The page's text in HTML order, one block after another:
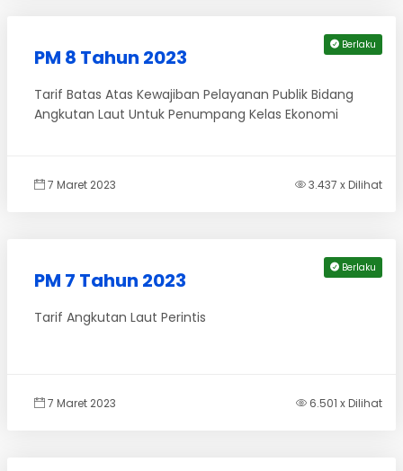
Berlaku
PM 8 Tahun 2023
Tarif Batas Atas Kewajiban Pelayanan Publik Bidang
Angkutan Laut Untuk Penumpang Kelas Ekonomi
7 Maret 2023 3.437 x Dilihat
Berlaku
PM 7 Tahun 2023
Tarif Angkutan Laut Perintis
7 Maret 2023 6.501 x Dilihat